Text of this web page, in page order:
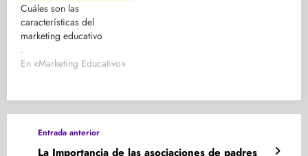
Cuáles son las
características del
marketing educativo
.
En «Marketing Educativo»
Entrada anterior
La Importancia de las asociaciones de padres